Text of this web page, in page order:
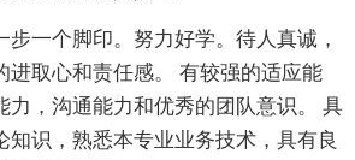
步一个脚印。努力好学。待人真诚，
进取心和责任感。 有较强的适应能
力，沟通能力和优秀的团队意识。 具
知识，熟悉本专业业务技术，具有良